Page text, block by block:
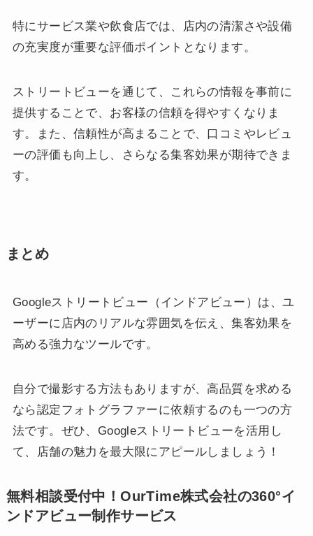
特にサービス業や飲食店では、店内の清潔さや設備
の充実度が重要な評価ポイントとなります。
ストリートビューを通じて、これらの情報を事前に
提供することで、お客様の信頼を得やすくなりま
す。また、信頼性が高まることで、口コミやレビュ
ーの評価も向上し、さらなる集客効果が期待できま
す。
まとめ
Googleストリートビュー（インドアビュー）は、ユ
ーザーに店内のリアルな雰囲気を伝え、集客効果を
高める強力なツールです。
自分で撮影する方法もありますが、高品質を求める
なら認定フォトグラファーに依頼するのも一つの方
法です。ぜひ、Googleストリートビューを活用し
て、店舗の魅力を最大限にアピールしましょう！
無料相談受付中！OurTime株式会社の360°イ
ンドアビュー制作サービス